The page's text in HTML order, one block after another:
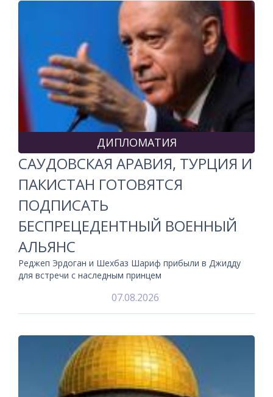
ДИПЛОМАТИЯ
САУДОВСКАЯ АРАВИЯ, ТУРЦИЯ И
ПАКИСТАН ГОТОВЯТСЯ
ПОДПИСАТЬ
БЕСПРЕЦЕДЕНТНЫЙ ВОЕННЫЙ
АЛЬЯНС
Реджеп Эрдоган и Шехбаз Шариф прибыли в Джидду
для встречи с наследным принцем
07.08.2026